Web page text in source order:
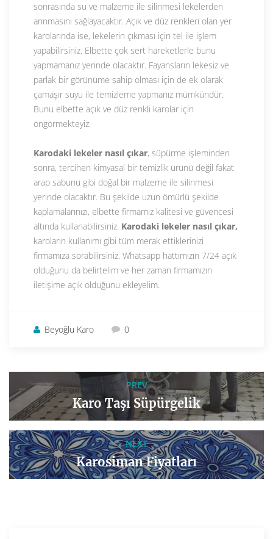
sonrasında su ve malzeme ile silinmesi lekelerden
arınmasını sağlayacaktır. Açık ve düz renkleri olan yer
karolarında ise, lekelerin çıkması için tel ile işlem
yapabilirsiniz. Elbette çok sert hareketlerle bunu
yapmamanız yerinde olacaktır. Fayansların lekesiz ve
parlak bir görünüme sahip olması için de ek olarak
çamaşır suyu ile temizleme yapmanız mümkündür.
Bunu elbette açık ve düz renkli karolar için
öngörmekteyiz.
Karodaki lekeler nasıl çıkar, süpürme işleminden
sonra, tercihen kimyasal bir temizlik ürünü değil fakat
arap sabunu gibi doğal bir malzeme ile silinmesi
yerinde olacaktır. Bu şekilde uzun ömürlü şekilde
kaplamalarınızı, elbette firmamız kalitesi ve güvencesi
altında kullanabilirsiniz. Karodaki lekeler nasıl çıkar,
karoların kullanımı gibi tüm merak ettiklerinizi
firmamıza sorabilirsiniz. Whatsapp hattımızın 7/24 açık
olduğunu da belirtelim ve her zaman firmamızın
iletişime açık olduğunu ekleyelim.
Beyoğlu Karo 0
PREV
Karo Taşı Süpürgelik
NEXT
Karosiman Fiyatları